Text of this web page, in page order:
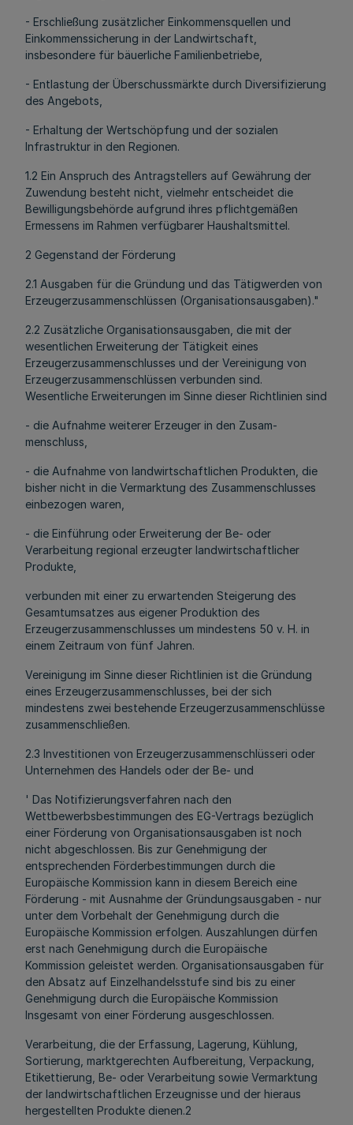
- Erschließung zusätzlicher Einkommensquellen und
Einkommenssicherung in der Landwirtschaft,
insbesondere für bäuerliche Familienbetriebe,
- Entlastung der Überschussmärkte durch Diversifizierung
des Angebots,
- Erhaltung der Wertschöpfung und der sozialen
Infrastruktur in den Regionen.
1.2 Ein Anspruch des Antragstellers auf Gewährung der
Zuwendung besteht nicht, vielmehr entscheidet die
Bewilligungsbehörde aufgrund ihres pflichtgemäßen
Ermessens im Rahmen verfügbarer Haushaltsmittel.
2 Gegenstand der Förderung
2.1 Ausgaben für die Gründung und das Tätigwerden von
Erzeugerzusammenschlüssen (Organisationsausgaben)."
2.2 Zusätzliche Organisationsausgaben, die mit der
wesentlichen Erweiterung der Tätigkeit eines
Erzeugerzusammenschlusses und der Vereinigung von
Erzeugerzusammenschlüssen verbunden sind.
Wesentliche Erweiterungen im Sinne dieser Richtlinien sind
- die Aufnahme weiterer Erzeuger in den Zusam-
menschluss,
- die Aufnahme von landwirtschaftlichen Produkten, die
bisher nicht in die Vermarktung des Zusammenschlusses
einbezogen waren,
- die Einführung oder Erweiterung der Be- oder
Verarbeitung regional erzeugter landwirtschaftlicher
Produkte,
verbunden mit einer zu erwartenden Steigerung des
Gesamtumsatzes aus eigener Produktion des
Erzeugerzusammenschlusses um mindestens 50 v. H. in
einem Zeitraum von fünf Jahren.
Vereinigung im Sinne dieser Richtlinien ist die Gründung
eines Erzeugerzusammenschlusses, bei der sich
mindestens zwei bestehende Erzeugerzusammenschlüsse
zusammenschließen.
2.3 Investitionen von Erzeugerzusammenschlüsseri oder
Unternehmen des Handels oder der Be- und
' Das Notifizierungsverfahren nach den
Wettbewerbsbestimmungen des EG-Vertrags bezüglich
einer Förderung von Organisationsausgaben ist noch
nicht abgeschlossen. Bis zur Genehmigung der
entsprechenden Förderbestimmungen durch die
Europäische Kommission kann in diesem Bereich eine
Förderung - mit Ausnahme der Gründungsausgaben - nur
unter dem Vorbehalt der Genehmigung durch die
Europäische Kommission erfolgen. Auszahlungen dürfen
erst nach Genehmigung durch die Europäische
Kommission geleistet werden. Organisationsausgaben für
den Absatz auf Einzelhandelsstufe sind bis zu einer
Genehmigung durch die Europäische Kommission
Insgesamt von einer Förderung ausgeschlossen.
Verarbeitung, die der Erfassung, Lagerung, Kühlung,
Sortierung, marktgerechten Aufbereitung, Verpackung,
Etikettierung, Be- oder Verarbeitung sowie Vermarktung
der landwirtschaftlichen Erzeugnisse und der hieraus
hergestellten Produkte dienen.2